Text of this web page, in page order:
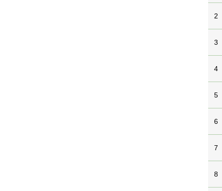
2
3
4
5
6
7
8